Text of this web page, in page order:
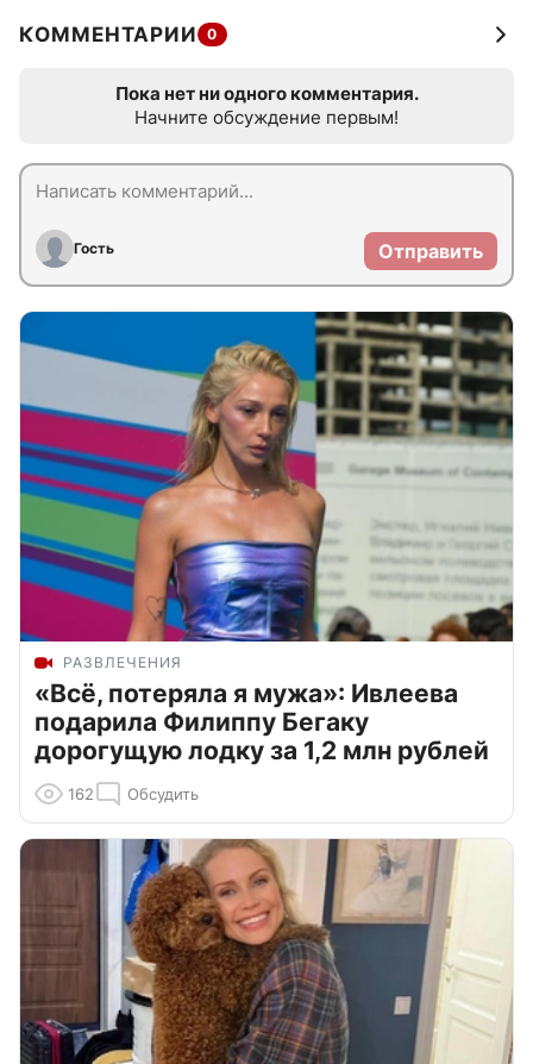
КОММЕНТАРИИ 0
Пока нет ни одного комментария.
Начните обсуждение первым!
Гость Отправить
РАЗВЛЕЧЕНИЯ
«Всё, потеряла я мужа»: Ивлеева
подарила Филиппу Бегаку
дорогущую лодку за 1,2 млн рублей
162 Обсудить